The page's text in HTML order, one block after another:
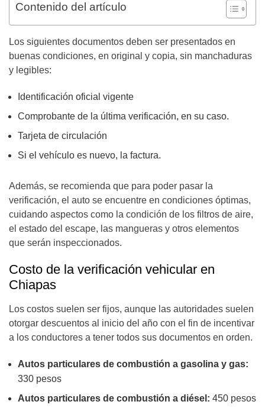
Contenido del artículo
Los siguientes documentos deben ser presentados en
buenas condiciones, en original y copia, sin manchaduras
y legibles:
Identificación oficial vigente
Comprobante de la última verificación, en su caso.
Tarjeta de circulación
Si el vehículo es nuevo, la factura.
Además, se recomienda que para poder pasar la
verificación, el auto se encuentre en condiciones óptimas,
cuidando aspectos como la condición de los filtros de aire,
el estado del escape, las mangueras y otros elementos
que serán inspeccionados.
Costo de la verificación vehicular en
Chiapas
Los costos suelen ser fijos, aunque las autoridades suelen
otorgar descuentos al inicio del año con el fin de incentivar
a los conductores a tener todos sus documentos en orden.
Autos particulares de combustión a gasolina y gas:
330 pesos
Autos particulares de combustión a diésel: 450 pesos